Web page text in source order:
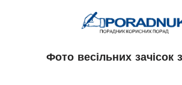
Фото весільних зачісок